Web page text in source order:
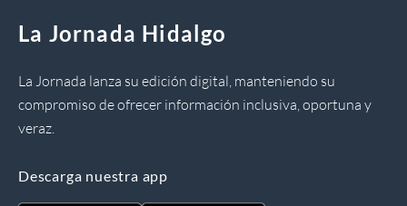
La Jornada Hidalgo
La Jornada lanza su edición digital, manteniendo su
compromiso de ofrecer información inclusiva, oportuna y
veraz.
Descarga nuestra app